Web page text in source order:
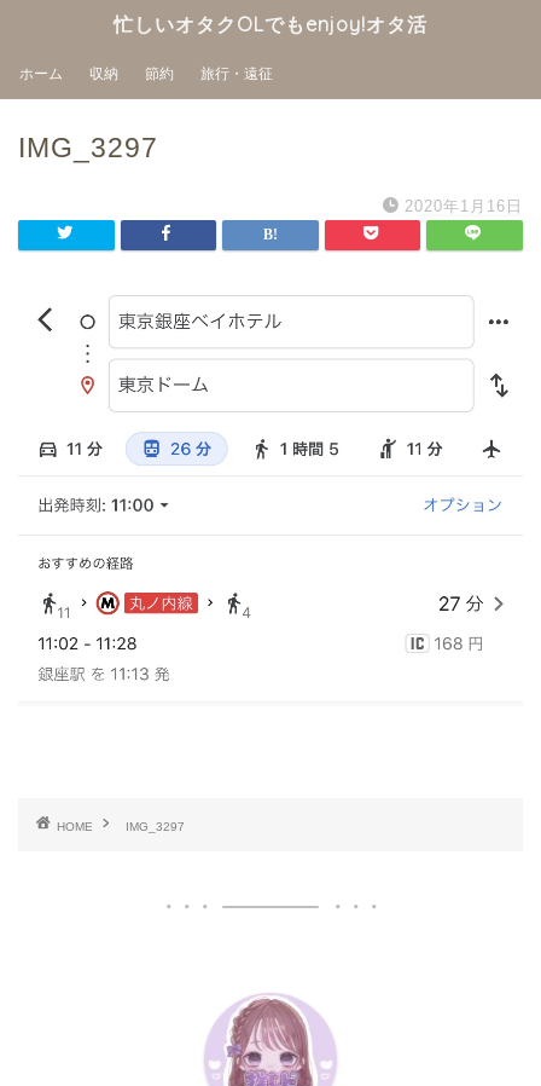
忙しいオタクOLでもenjoy!オタ活
ホーム 収納 節約 旅行・遠征
IMG_3297
2020年1月16日
HOME IMG_3297